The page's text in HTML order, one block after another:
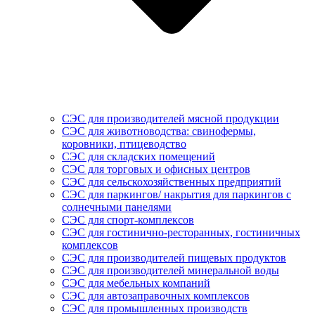
СЭС для производителей мясной продукции
СЭС для животноводства: свинофермы,
коровники, птицеводство
СЭС для складских помещений
СЭС для торговых и офисных центров
СЭС для сельскохозяйственных предприятий
СЭС для паркингов/ накрытия для паркингов с
солнечными панелями
СЭС для спорт-комплексов
СЭС для гостинично-ресторанных, гостиничных
комплексов
СЭС для производителей пищевых продуктов
СЭС для производителей минеральной воды
СЭС для мебельных компаний
СЭС для автозаправочных комплексов
СЭС для промышленных производств